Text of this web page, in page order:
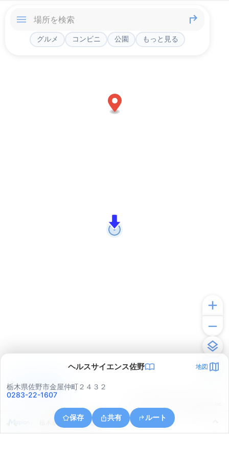
グルメ コンビニ 公園 もっと見る
ヘルスサイエンス佐野 地図
栃木県佐野市金屋仲町２４３２
0283-22-1607
保存 共有 ルート
栃木県佐野市大古屋町
アプリで見る